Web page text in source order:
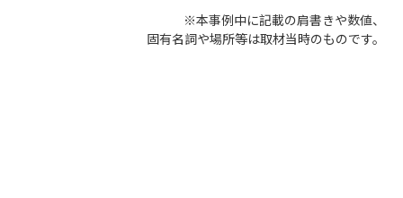
※本事例中に記載の肩書きや数値、
固有名詞や場所等は取材当時のものです。